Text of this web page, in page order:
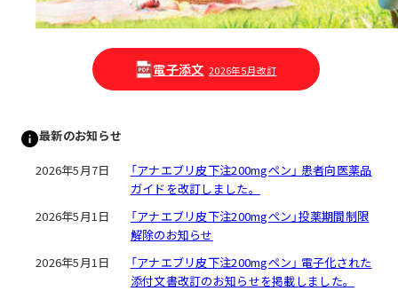
電子添文 2026年5月改訂
最新のお知らせ
2026年5月7日
「アナエブリ皮下注200mgペン」 患者向医薬品
ガイドを改訂しました。
2026年5月1日
「アナエブリ皮下注200mgペン」投薬期間制限
解除のお知らせ
2026年5月1日
「アナエブリ皮下注200mgペン」 電子化された
添付文書改訂のお知らせを掲載しました。